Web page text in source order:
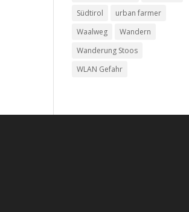
Südtirol
urban farmer
Waalweg
Wandern
Wanderung Stoos
WLAN Gefahr